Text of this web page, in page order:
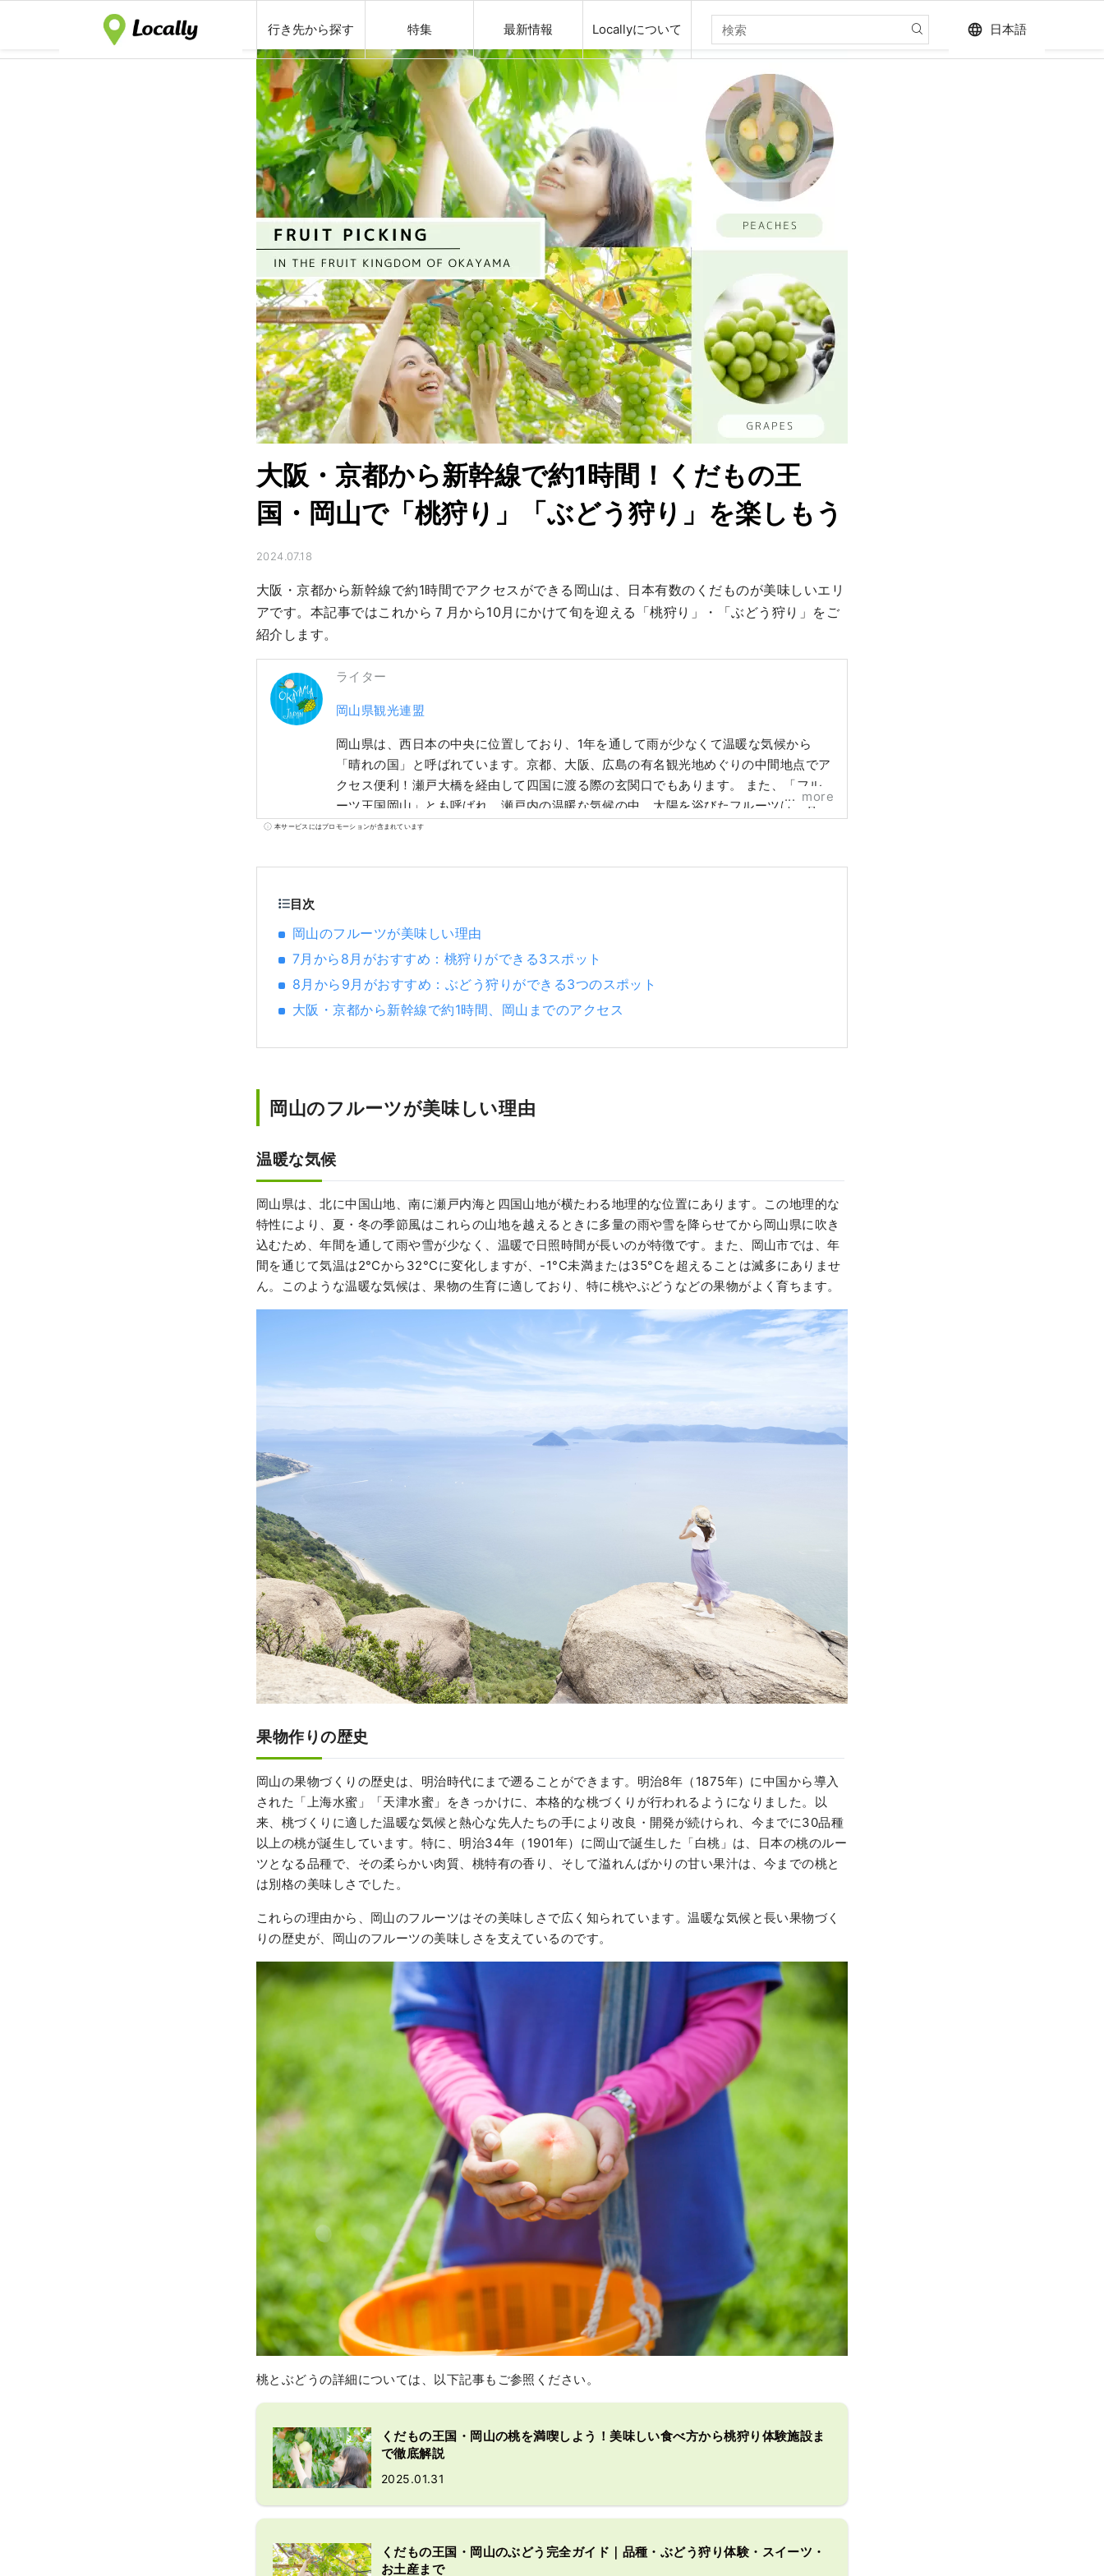
行き先から探す 特集 最新情報 Locallyについて language 日本語
大阪・京都から新幹線で約1時間！くだもの王
国・岡山で「桃狩り」「ぶどう狩り」を楽しもう
2024.07.18
大阪・京都から新幹線で約1時間でアクセスができる岡山は、日本有数のくだものが美味しいエリ
アです。本記事ではこれから７月から10月にかけて旬を迎える「桃狩り」・「ぶどう狩り」をご
紹介します。
ライター
岡山県観光連盟
岡山県は、西日本の中央に位置しており、1年を通して雨が少なくて温暖な気候から
「晴れの国」と呼ばれています。京都、大阪、広島の有名観光地めぐりの中間地点でア
クセス便利！瀬戸大橋を経由して四国に渡る際の玄関口でもあります。 また、「フル
ーツ王国岡山」とも呼ばれ、瀬戸内の温暖な気候の中、太陽を浴びたフルーツは、甘
さ、香り、味ともに最高品質。 白桃をはじめ、マスカットやピオーネなど、旬のフル
た、歴史、文化、アートなど世界に誇る観光スポットもあります！
more
本サービスにはプロモーションが含まれています
目次
岡山のフルーツが美味しい理由
7月から8月がおすすめ：桃狩りができる3スポット
8月から9月がおすすめ：ぶどう狩りができる3つのスポット
大阪・京都から新幹線で約1時間、岡山までのアクセス
岡山のフルーツが美味しい理由
温暖な気候
岡山県は、北に中国山地、南に瀬戸内海と四国山地が横たわる地理的な位置にあります。この地理的な
特性により、夏・冬の季節風はこれらの山地を越えるときに多量の雨や雪を降らせてから岡山県に吹き
込むため、年間を通して雨や雪が少なく、温暖で日照時間が長いのが特徴です。また、岡山市では、年
間を通じて気温は2°Cから32°Cに変化しますが、-1°C未満または35°Cを超えることは滅多にありませ
ん。このような温暖な気候は、果物の生育に適しており、特に桃やぶどうなどの果物がよく育ちます。
果物作りの歴史
岡山の果物づくりの歴史は、明治時代にまで遡ることができます。明治8年（1875年）に中国から導入
された「上海水蜜」「天津水蜜」をきっかけに、本格的な桃づくりが行われるようになりました。以
来、桃づくりに適した温暖な気候と熱心な先人たちの手により改良・開発が続けられ、今までに30品種
以上の桃が誕生しています。特に、明治34年（1901年）に岡山で誕生した「白桃」は、日本の桃のルー
ツとなる品種で、その柔らかい肉質、桃特有の香り、そして溢れんばかりの甘い果汁は、今までの桃と
は別格の美味しさでした。
これらの理由から、岡山のフルーツはその美味しさで広く知られています。温暖な気候と長い果物づく
りの歴史が、岡山のフルーツの美味しさを支えているのです。
桃とぶどうの詳細については、以下記事もご参照ください。
くだもの王国・岡山の桃を満喫しよう！美味しい食べ方から桃狩り体験施設ま
で徹底解説
2025.01.31
くだもの王国・岡山のぶどう完全ガイド｜品種・ぶどう狩り体験・スイーツ・
お土産まで